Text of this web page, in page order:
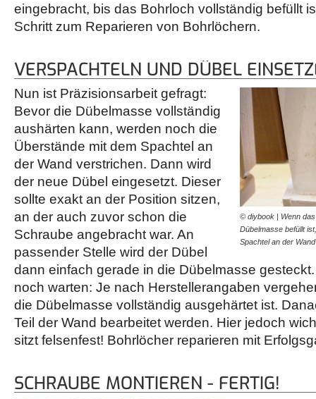
eingebracht, bis das Bohrloch vollständig befüllt
Schritt zum Reparieren von Bohrlöchern.
VERSPACHTELN UND DÜBEL
© diybook | Wenn
Dübelmasse befüllt
Spachtel an der
Nun ist Präzisionsarbeit gefragt:
Bevor die Dübelmasse vollständig
aushärten kann, werden noch die
Überstände mit dem Spachtel an
der Wand verstrichen. Dann wird
der neue Dübel eingesetzt. Dieser
sollte exakt an der Position sitzen,
an der auch zuvor schon die
Schraube angebracht war. An
passender Stelle wird der Dübel
dann einfach gerade in die Dübelmasse
noch warten: Je nach Herstellerangaben
die Dübelmasse vollständig ausgehärtet ist.
Teil der Wand bearbeitet werden. Hier jedoch
sitzt felsenfest! Bohrlöcher reparieren mit
SCHRAUBE MONTIEREN - FERTIG!